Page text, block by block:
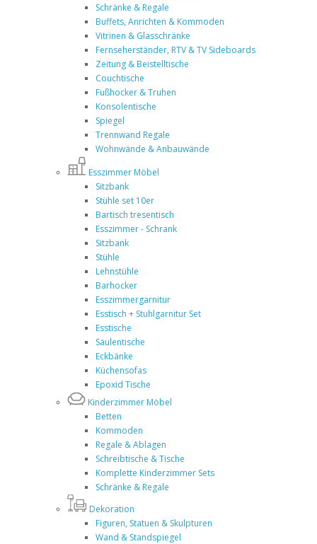
Schränke & Regale
Buffets, Anrichten & Kommoden
Vitrinen & Glasschränke
Fernseherständer, RTV & TV Sideboards
Zeitung & Beistelltische
Couchtische
Fußhocker & Truhen
Konsolentische
Spiegel
Trennwand Regale
Wohnwände & Anbauwände
Esszimmer Möbel
Sitzbank
Stühle set 10er
Bartisch tresentisch
Esszimmer - Schrank
Sitzbank
Stühle
Lehnstühle
Barhocker
Esszimmergarnitur
Esstisch + Stuhlgarnitur Set
Esstische
Säulentische
Eckbänke
Küchensofas
Epoxid Tische
Kinderzimmer Möbel
Betten
Kommoden
Regale & Ablagen
Schreibtische & Tische
Komplette Kinderzimmer Sets
Schränke & Regale
Dekoration
Figuren, Statuen & Skulpturen
Wand & Standspiegel